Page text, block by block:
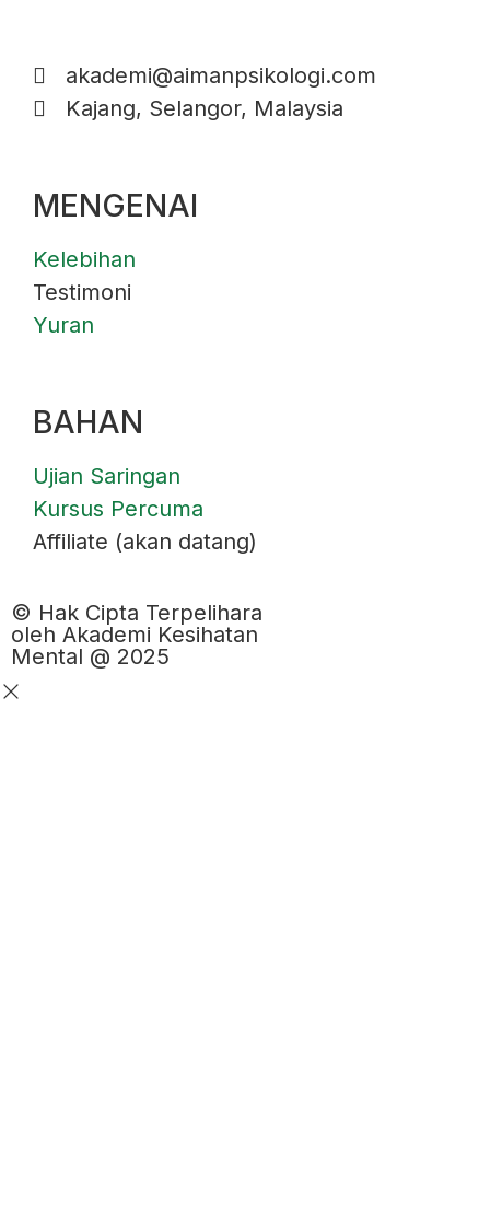
akademi@aimanpsikologi.com
Kajang, Selangor, Malaysia
MENGENAI
Kelebihan
Testimoni
Yuran
BAHAN
Ujian Saringan
Kursus Percuma
Affiliate (akan datang)
© Hak Cipta Terpelihara
oleh Akademi Kesihatan
Mental @ 2025